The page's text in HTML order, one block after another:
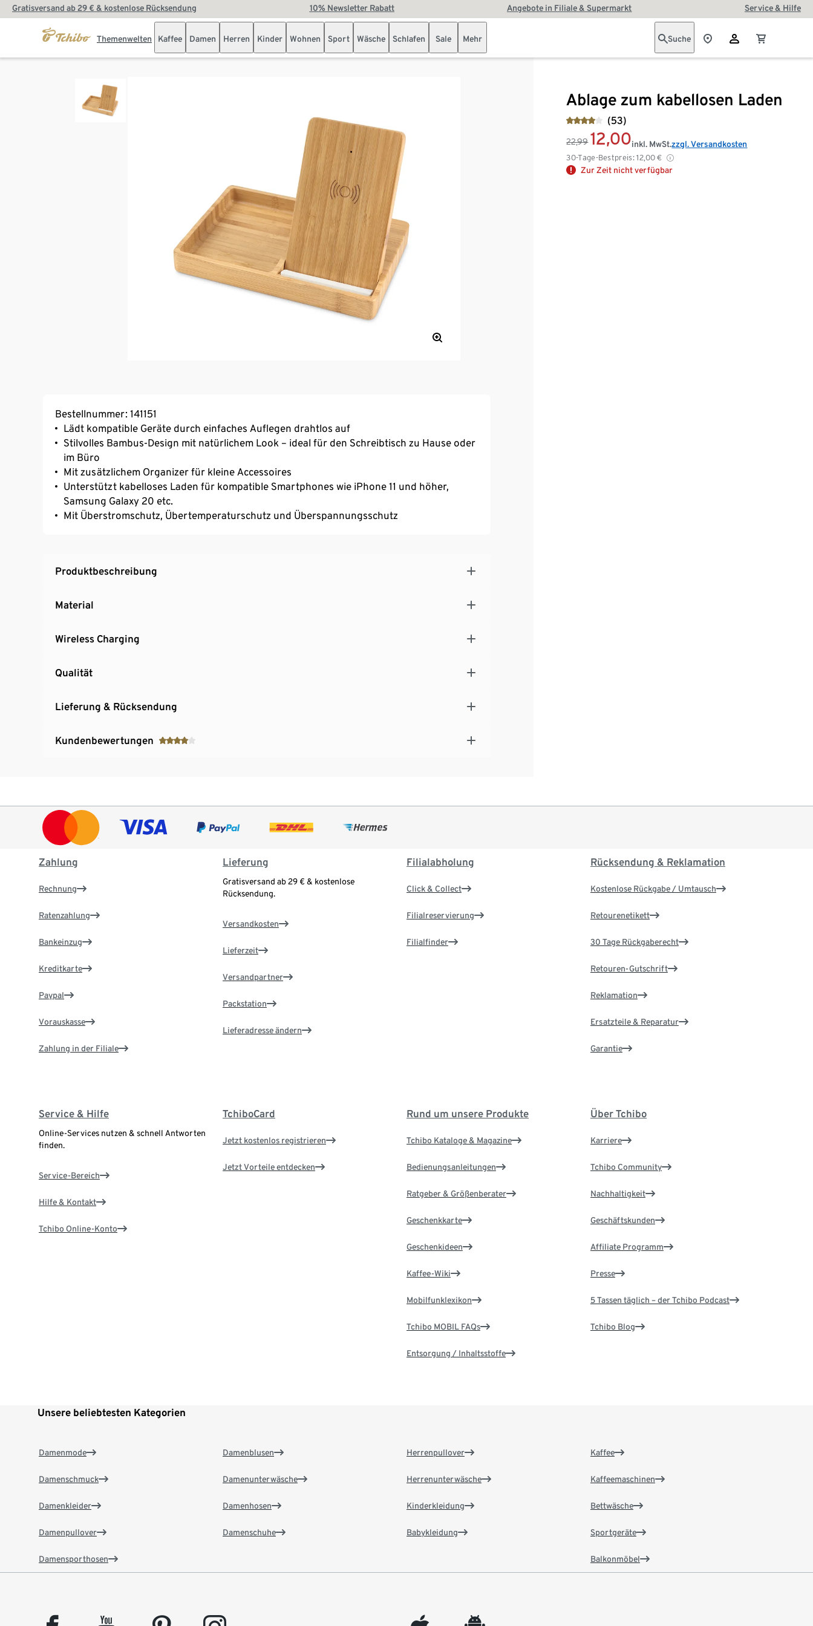
Gratisversand ab 29 € & kostenlose Rücksendung 10% Newsletter Rabatt Angebote in Filiale & Supermarkt Service & Hilfe
Themenwelten Kaffee Damen Herren Kinder Wohnen Sport Wäsche Schlafen Sale Mehr Suche
Ablage zum kabellosen Laden
(53)
22,99 12,00
30-Tage-Bestpreis: 12,00 €
inkl. MwSt.zzgl. Versandkosten
Zur Zeit nicht verfügbar
Bestellnummer: 141151
Lädt kompatible Geräte durch einfaches Auflegen drahtlos auf
Stilvolles Bambus-Design mit natürlichem Look – ideal für den Schreibtisch zu Hause oder
im Büro
Mit zusätzlichem Organizer für kleine Accessoires
Unterstützt kabelloses Laden für kompatible Smartphones wie iPhone 11 und höher,
Samsung Galaxy 20 etc.
Mit Überstromschutz, Übertemperaturschutz und Überspannungsschutz
Produktbeschreibung
Material
Wireless Charging
Qualität
Lieferung & Rücksendung
Kundenbewertungen
Zahlung
Rechnung
Ratenzahlung
Bankeinzug
Kreditkarte
Paypal
Vorauskasse
Zahlung in der Filiale
Lieferung
Gratisversand ab 29 € & kostenlose
Rücksendung.
Versandkosten
Lieferzeit
Versandpartner
Packstation
Lieferadresse ändern
Filialabholung
Click & Collect
Filialreservierung
Filialfinder
Rücksendung & Reklamation
Kostenlose Rückgabe / Umtausch
Retourenetikett
30 Tage Rückgaberecht
Retouren-Gutschrift
Reklamation
Ersatzteile & Reparatur
Garantie
Service & Hilfe
Online-Services nutzen & schnell Antworten
finden.
Service-Bereich
Hilfe & Kontakt
Tchibo Online-Konto
TchiboCard
Jetzt kostenlos registrieren
Jetzt Vorteile entdecken
Rund um unsere Produkte
Tchibo Kataloge & Magazine
Bedienungsanleitungen
Ratgeber & Größenberater
Geschenkkarte
Geschenkideen
Kaffee-Wiki
Mobilfunklexikon
Tchibo MOBIL FAQs
Entsorgung / Inhaltsstoffe
Über Tchibo
Karriere
Tchibo Community
Nachhaltigkeit
Geschäftskunden
Affiliate Programm
Presse
5 Tassen täglich – der Tchibo Podcast
Tchibo Blog
Unsere beliebtesten Kategorien
Damenmode
Damenschmuck
Damenkleider
Damenpullover
Damensporthosen
Damenblusen
Damenunterwäsche
Damenhosen
Damenschuhe
Herrenpullover
Herrenunterwäsche
Kinderkleidung
Babykleidung
Kaffee
Kaffeemaschinen
Bettwäsche
Sportgeräte
Balkonmöbel